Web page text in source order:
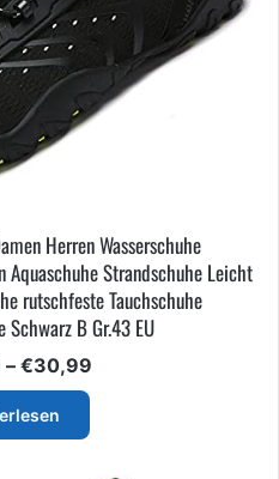
Herren Wasserschuhe
Strandschuhe Leicht
rutschfeste Tauchschuhe
Schwarz B Gr.43 EU
– €30,99Preisspanne: